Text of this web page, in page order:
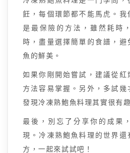
飪，每個環節都不能馬虎。我
是最保險的方法，雖然耗時
時，盡量選擇簡單的食譜，避
魚的鮮美。
如果你剛開始嘗試，建議從紅
方法容易掌握。另外，多試幾
發現冷凍熟鮑魚料理其實很有趣
最後，別忘了分享你的成果
現。冷凍熟鮑魚料理的世界還
方，一起來試試吧！